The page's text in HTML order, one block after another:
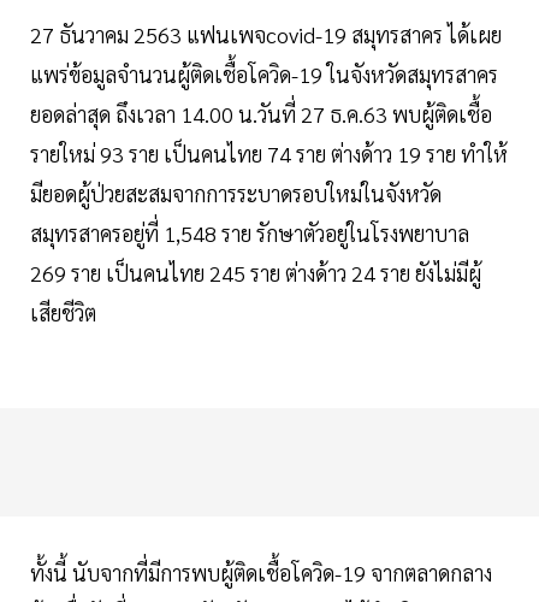
27 ธันวาคม 2563 แฟนเพจcovid-19 สมุทรสาคร ได้เผย
แพร่ข้อมูลจำนวนผู้ติดเชื้อโควิด-19 ในจังหวัดสมุทรสาคร
ยอดล่าสุด ถึงเวลา 14.00 น.วันที่ 27 ธ.ค.63 พบผู้ติดเชื้อ
รายใหม่ 93 ราย เป็นคนไทย 74 ราย ต่างด้าว 19 ราย ทำให้
มียอดผู้ป่วยสะสมจากการระบาดรอบใหม่ในจังหวัด
สมุทรสาครอยู่ที่ 1,548 ราย รักษาตัวอยู่ในโรงพยาบาล
269 ราย เป็นคนไทย 245 ราย ต่างด้าว 24 ราย ยังไม่มีผู้
เสียชีวิต
ทั้งนี้ นับจากที่มีการพบผู้ติดเชื้อโควิด-19 จากตลาดกลาง